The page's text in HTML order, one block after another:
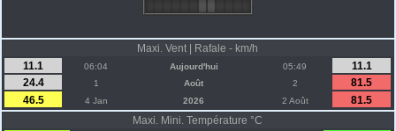
Maxi. Vent | Rafale - km/h
11.1
06:04 Aujourd'hui 05:49
11.1
24.4
1 Août 2
81.5
46.5
4 Jan 2026 2 Août
81.5
Maxi. Mini. Température °C